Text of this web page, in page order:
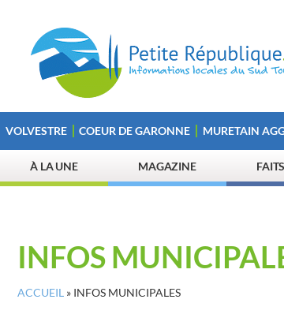
VOLVESTRE COEUR DE GARONNE MURETAIN
À LA UNE MAGAZINE
INFOS
ACCUEIL » INFOS MUNICIPALES